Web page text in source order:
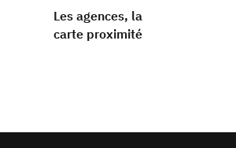
Les agences, la
carte proximité